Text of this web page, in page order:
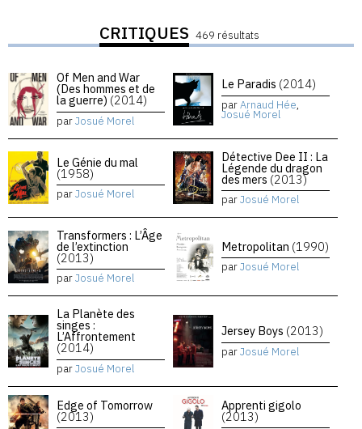
CRITIQUES 469 résultats
Of Men and War
(Des hommes et de
la guerre) (2014)
parJosué Morel
Le Paradis (2014)
parArnaud Hée,
Josué Morel
Le Génie du mal
(1958)
parJosué Morel
Détective Dee II : La
Légende du dragon
des mers (2013)
parJosué Morel
Transformers : L’Âge
de l’extinction
(2013)
parJosué Morel
Metropolitan (1990)
parJosué Morel
La Planète des
singes :
L’Affrontement
(2014)
parJosué Morel
Jersey Boys (2013)
parJosué Morel
Edge of Tomorrow
(2013)
Apprenti gigolo
(2013)